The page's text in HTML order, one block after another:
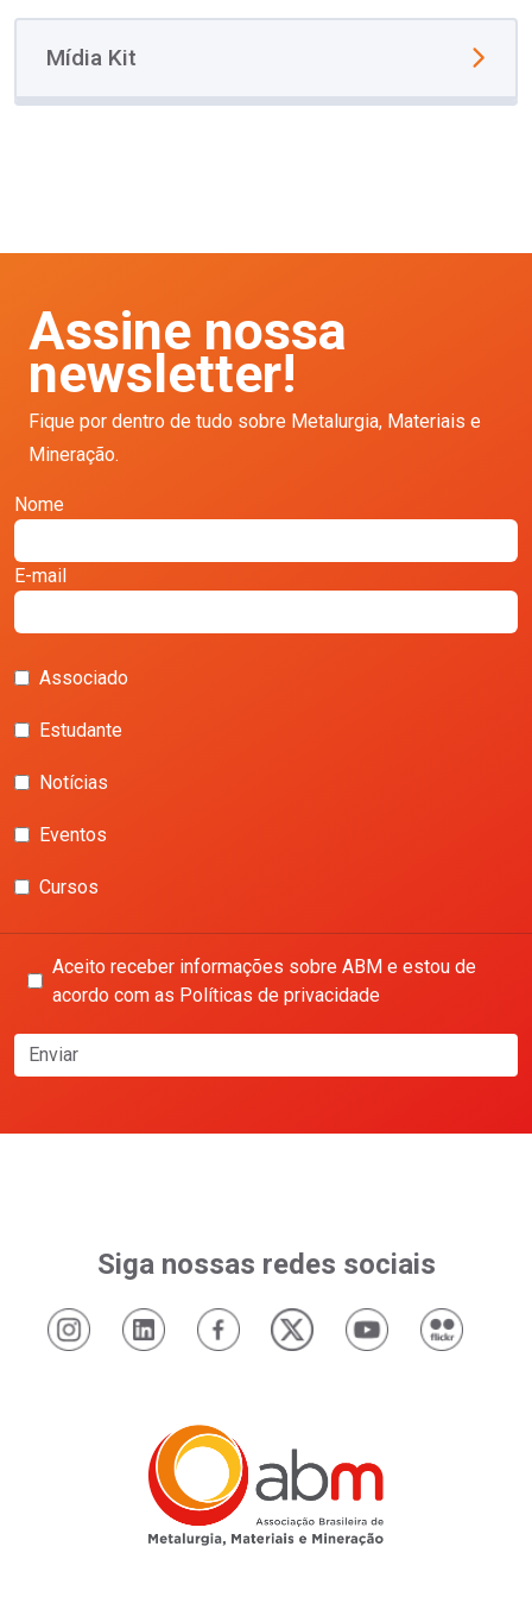
Mídia Kit
Assine nossa
newsletter!
Fique por dentro de tudo sobre Metalurgia, Materiais e
Mineração.
Nome
E-mail
Associado
Estudante
Notícias
Eventos
Cursos
Aceito receber informações sobre ABM e estou de
acordo com as Políticas de privacidade
Enviar
Siga nossas redes sociais